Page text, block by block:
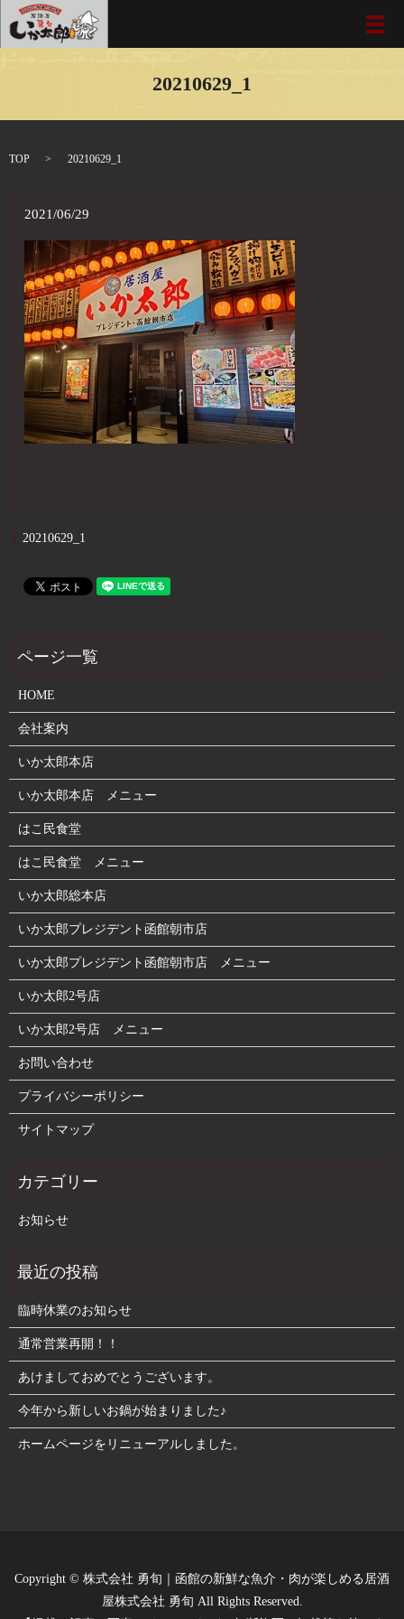
メ
20210629_1
TOP 20210629_1
2021/06/29
20210629_1
HOME
会社案内
いか太郎本店
いか太郎本店 メニュー
はこ民食堂
はこ民食堂 メニュー
いか太郎総本店
いか太郎プレジデント函館朝市店
いか太郎プレジデント函館朝市店 メニュー
いか太郎2号店
いか太郎2号店 メニュー
お問い合わせ
プライバシーポリシー
サイトマップ
お知らせ
臨時休業のお知らせ
通常営業再開！！
あけましておめでとうございます。
今年から新しいお鍋が始まりました♪
ホームページをリニューアルしました。
Copyright © 株式会社 勇旬｜函館の新鮮な魚介・肉が楽しめる居酒
屋株式会社 勇旬 All Rights Reserved.